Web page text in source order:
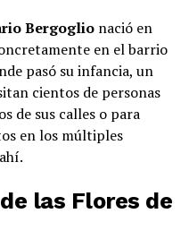
Bergoglionació en
en el barrio
pasó su infancia, un
cientos de personas
de sus calles o para
en los múltiples
las Flores de